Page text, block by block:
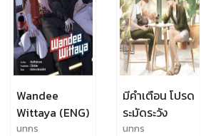
Wandee
Wittaya (ENG)
นทกร
มีคำเตือน โปรด
ระมัดระวัง
นทกร